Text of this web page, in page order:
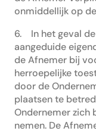
onmiddellijk op
6. In het geval
aangeduide
de Afnemer bij
herroepelijke
door de
plaatsen te
Ondernemer zich
nemen. De